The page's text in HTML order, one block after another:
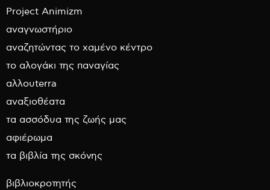
Project Animizm
αναγνωστήριο
αναζητώντας το χαμένο κέντρο
το αλογάκι της παναγίας
αλλουterra
αναξιοθέατα
τα ασσόδυα της ζωής μας
αφιέρωμα
τα βιβλία της σκόνης
βιβλιοκροτητής